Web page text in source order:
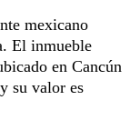
mexicano
El inmueble
en Cancún
su valor es